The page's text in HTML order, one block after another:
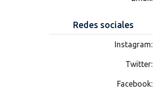
Redes sociales
Instagram:
Twitter:
Facebook: